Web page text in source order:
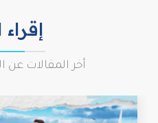
أخر المقالات عن